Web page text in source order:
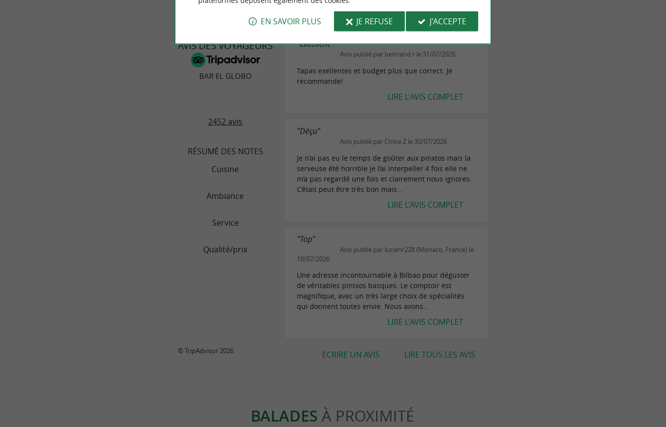
AVIS DES VOYAGEURS
BAR EL GLOBO
2452 avis
RÉSUMÉ DES NOTES
Cuisine
Ambiance
Service
Qualité/prix
"Excellent"
Avis publié par bertrand r le 31/07/2026
Tapas exellentes et budget plus que correct. Je
recommande!
LIRE L'AVIS COMPLET
"Déçu"
Avis publié par Chloe Z le 30/07/2026
Je n’ai pas eu le temps de goûter aux pinxtos mais la
serveuse été horrible je l’ai interpeller 4 fois elle ne
m’a pas regardé une fois et clairement nous ignores.
C’était peut être très bon mais...
LIRE L'AVIS COMPLET
"Top"
Avis publié par lucienr228 (Monaco, France) le
10/07/2026
Une adresse incontournable à Bilbao pour déguster
de véritables pintxos basques. Le comptoir est
magnifique, avec un très large choix de spécialités
qui donnent toutes envie. Nous avons...
LIRE L'AVIS COMPLET
LIRE TOUS LES AVIS
ECRIRE UN AVIS
© TripAdvisor 2026
BALADES À PROXIMITÉ
EN SAVOIR PLUS JE REFUSE J'ACCEPTE